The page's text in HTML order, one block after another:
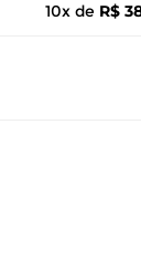
10x de R$